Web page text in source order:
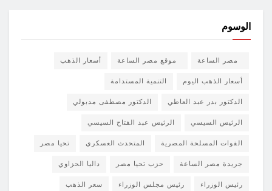
الوسوم
مصر الساعة موقع مصر الساعة أسعار الذهب
أسعار الذهب اليوم التنمية المستدامة
الدكتور بدر عبد العاطي الدكتور مصطفى مدبولي
الرئيس السيسي الرئيس عبد الفتاح السيسي
القوات المسلحة المصرية المتحدث العسكري تحيا مصر
جريدة مصر الساعة حزب تحيا مصر داليا الحزاوي
رئيس الوزراء رئيس مجلس الوزراء سعر الذهب